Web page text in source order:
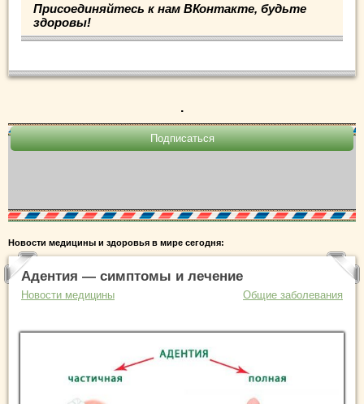
Присоединяйтесь к нам ВКонтакте, будьте
здоровы!
.
Новости медицины и здоровья в мире сегодня:
Адентия — симптомы и лечение
Новости медицины Общие заболевания